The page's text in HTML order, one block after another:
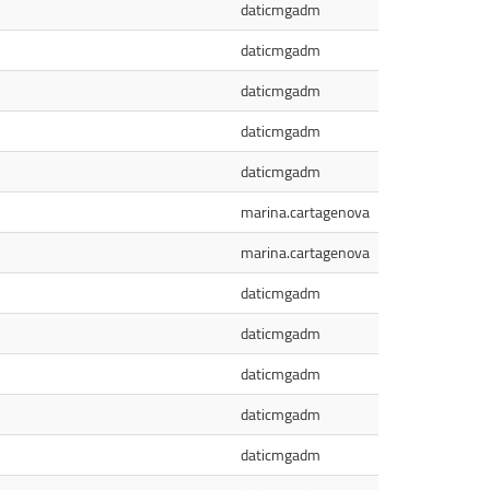
daticmgadm
daticmgadm
daticmgadm
daticmgadm
daticmgadm
marina.cartagenova
marina.cartagenova
daticmgadm
daticmgadm
daticmgadm
daticmgadm
daticmgadm